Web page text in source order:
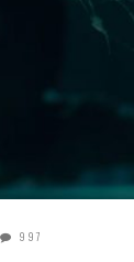
997